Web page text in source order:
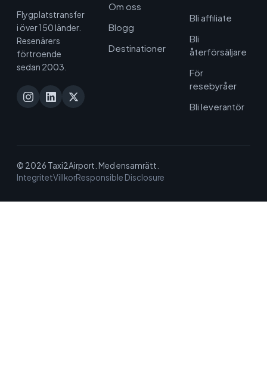
Flygplatstransfer
i över 150 länder.
Resenärers
förtroende
sedan 2003.
Om oss
Blogg
Destinationer
Bli affiliate
Bli
återförsäljare
För
resebyråer
Bli leverantör
© 2026 Taxi2Airport. Med ensamrätt.
IntegritetVillkorResponsible Disclosure